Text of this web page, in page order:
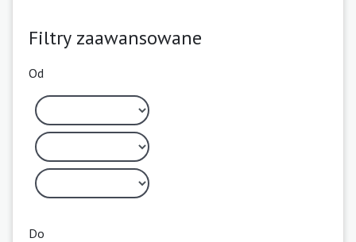
Filtry zaawansowane
Od
Do